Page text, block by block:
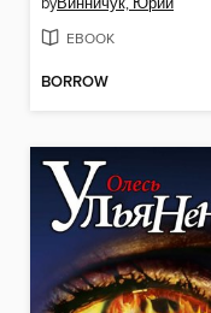
EBOOK
BORROW